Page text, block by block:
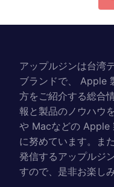
アップルジンは台湾
ブランドで、 Apple
方をご紹介する総合
報と製品のノウハウ
や Macなどの Apple
に努めています。ま
発信するアップルジ
すので、是非お楽し